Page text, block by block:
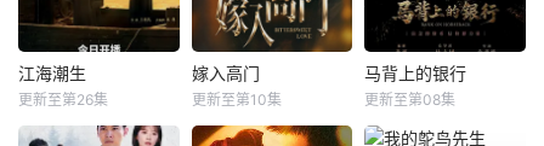
江海潮生
更新至第26集
嫁入高门
更新至第10集
马背上的银行
更新至第08集